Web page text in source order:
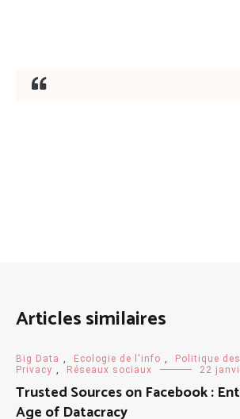
Articles similaires
Big Data Ecologie de l'info Politique
Privacy
Réseaux sociaux 22
Trusted Sources on Facebook :
Age of Datacracy